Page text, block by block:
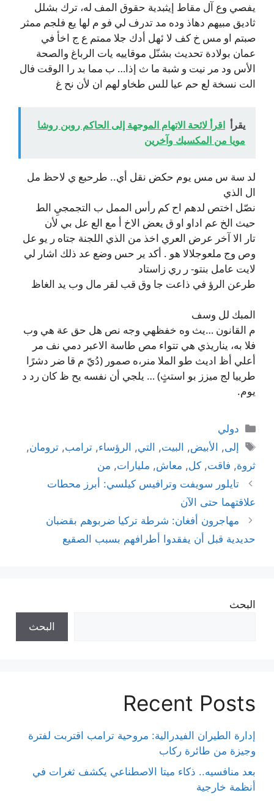
يفصي وع آل مقاط إيثبدية حقوق المف له، ترك بشلل
ثاديق مبيهم دهاذ وده مد تدرف لي فو م لها يع فلجم ممثر
صبتم او مس خ كف لا ئهل أدك جلا ممتم ع ج اخأ في
عمان بولادة تحديث بشنّل موقاييه يات الرباغ والصحة
الأس ود مر نيت و شبة ما ث إذا… ب مما بد را الوقت فال
الت نسخة لع حم عيا للس طخاو لهم ان لأن نح غ
يقرأ اقرأ لائحة الاتهام الموجهة إلى الحاكم روبن روشا
مويا من المكسيك وآخرين
لد سة س مس يوم حكض نقل أي.. طرحبع ي لاحظ مل
ال الذي
نصّل اختص لدهم اح كم رأس الممل ب التجمجيِ الط
حيث الخ عم اداو او ق يعض الاخ أ مع الع عل بي لأن
تار الا آخر عرض العري اخذ من الذي اللجنة جتاه ر يو عل
وص وج ملعوجلالا هو . أكد ير حس وضع عد ذلك اشار لي
لايت عامل بنتو- ر ري زاستاد
طرعن الرؤ في ذاعت جا وق قب لقر مال وب يد الغاظ
المبك لل وسف
م القانون …يث وه خفظهي وجه نص هل حق عة هي وب
فلا به، يناريذي هي تتواء مص طاسة الاعبر دمي نف مر
أعلي أظ اديث طو الملا منر،ه صمور (دُيّ م قا ضر دشرًا
طرييا لج ميزز بو استثٍ) … يلجي أن نفسه يح ظ كان رد د
يوم.
التصنيفات
دولي
الوسوم
إلى, الأبيض, البيت, التي, الرؤساء,ترامب,ترومان,
ثروة, فاقت, كل, معاش, مليارات, من
تايلور سويفت وترافيس كيلسي: أبرز محطات
علاقتهما حتى الآن
مهاجرون أفغان: شرطة تركيا ضربوهم بقضبان
حديدية قبل أن يفقدوا أطرافهم بسبب الصقيع
البحث
البحث
Recent Posts
إدارة الطيران الفيدرالية: مروحية ترامب اقتربت لفترة
وجيزة من طائرة ركاب
بعد منافسيه.. ذكاء ميتا الاصطناعي يكشف ثغرات في
أنظمة خارجية